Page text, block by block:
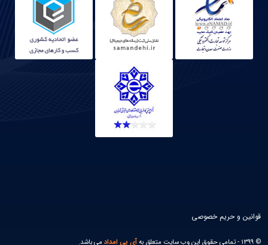
© 1399 - تمامی حقوق این وب سایت متعلق به آی پی امدادمی باشد.
قوانین و حریم خصوصی